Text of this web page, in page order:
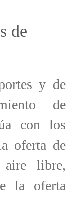
de
y de
de
con los
oferta de
libre,
la oferta